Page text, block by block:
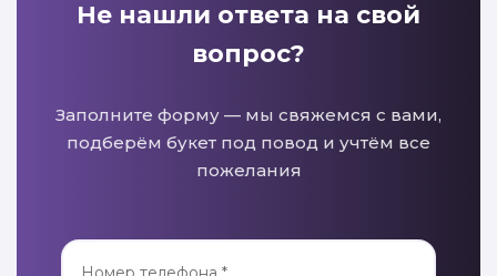
Не нашли ответа на свой
вопрос?
Заполните форму — мы свяжемся с вами,
подберём букет под повод и учтём все
пожелания